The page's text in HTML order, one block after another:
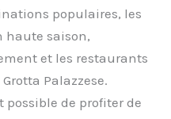
populaires, les
haute saison,
et les restaurants
Palazzese.
de profiter de